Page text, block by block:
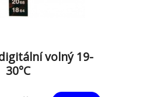
volný 19-
30°C